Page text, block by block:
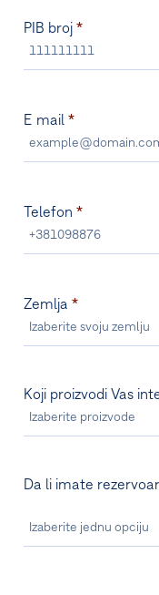
PIB broj *
E mail *
Telefon *
Zemlja *
Koji proizvodi Vas
Da li imate